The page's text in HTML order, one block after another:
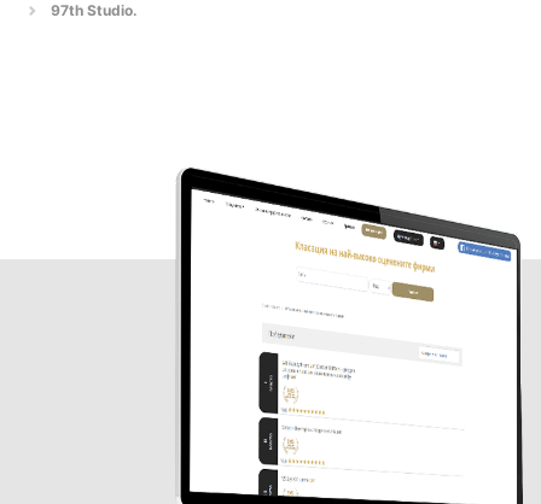
97th Studio.